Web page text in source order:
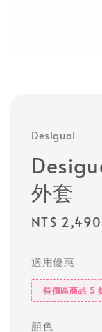
Desigual
外套
Sale
NT$ 2,490
適用優惠
特價區商品 5
顏色